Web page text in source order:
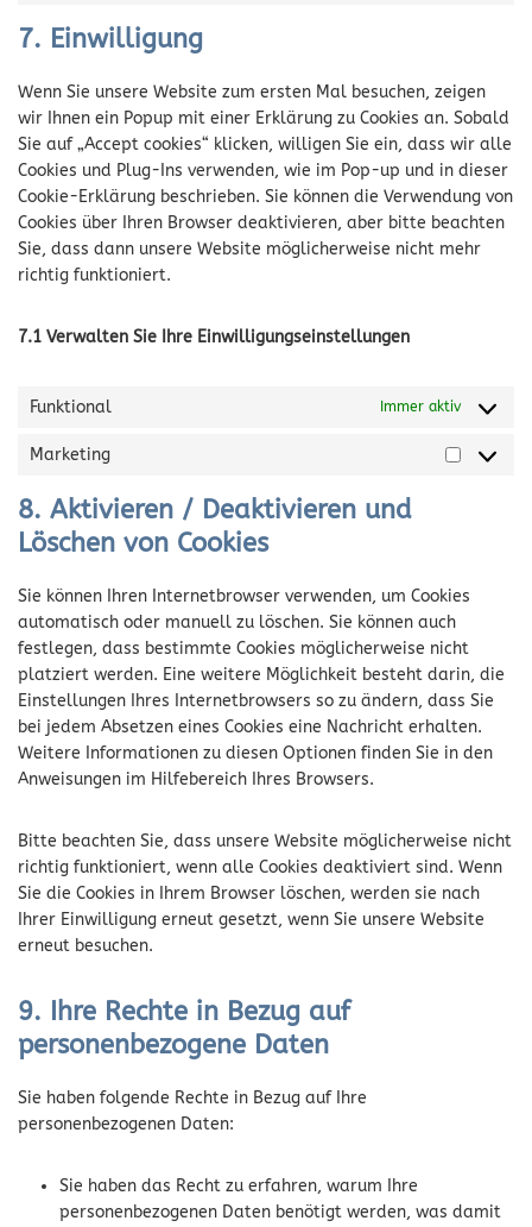
7. Einwilligung
Wenn Sie unsere Website zum ersten Mal besuchen, zeigen
wir Ihnen ein Popup mit einer Erklärung zu Cookies an. Sobald
Sie auf „Accept cookies“ klicken, willigen Sie ein, dass wir alle
Cookies und Plug-Ins verwenden, wie im Pop-up und in dieser
Cookie-Erklärung beschrieben. Sie können die Verwendung von
Cookies über Ihren Browser deaktivieren, aber bitte beachten
Sie, dass dann unsere Website möglicherweise nicht mehr
richtig funktioniert.
7.1 Verwalten Sie Ihre Einwilligungseinstellungen
Funktional Immer aktiv
Marketing
8. Aktivieren / Deaktivieren und
Löschen von Cookies
Sie können Ihren Internetbrowser verwenden, um Cookies
automatisch oder manuell zu löschen. Sie können auch
festlegen, dass bestimmte Cookies möglicherweise nicht
platziert werden. Eine weitere Möglichkeit besteht darin, die
Einstellungen Ihres Internetbrowsers so zu ändern, dass Sie
bei jedem Absetzen eines Cookies eine Nachricht erhalten.
Weitere Informationen zu diesen Optionen finden Sie in den
Anweisungen im Hilfebereich Ihres Browsers.
Bitte beachten Sie, dass unsere Website möglicherweise nicht
richtig funktioniert, wenn alle Cookies deaktiviert sind. Wenn
Sie die Cookies in Ihrem Browser löschen, werden sie nach
Ihrer Einwilligung erneut gesetzt, wenn Sie unsere Website
erneut besuchen.
9. Ihre Rechte in Bezug auf
personenbezogene Daten
Sie haben folgende Rechte in Bezug auf Ihre
personenbezogenen Daten:
Sie haben das Recht zu erfahren, warum Ihre
personenbezogenen Daten benötigt werden, was damit